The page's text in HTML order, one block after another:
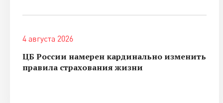
4 августа 2026
ЦБ России намерен кардинально изменить
правила страхования жизни